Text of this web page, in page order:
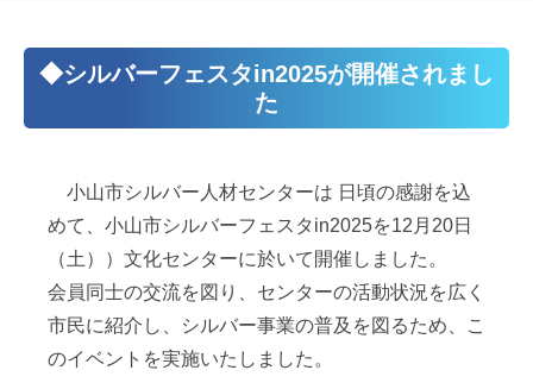
◆シルバーフェスタin2025が開催されまし
た
小山市シルバー人材センターは 日頃の感謝を込
めて、 小山市シルバーフェスタin2025を12月20日
（土））文化センターに於いて開催しました。
会員同士の交流を図り、センターの活動状況を広く
市民に紹介し、シルバー事業の普及を図るため、こ
のイベントを実施いたしました。